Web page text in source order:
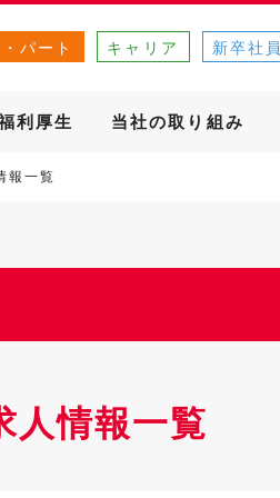
パート キャリア 新卒社員
利厚生 当社の取り組み
報一覧
人情報一覧